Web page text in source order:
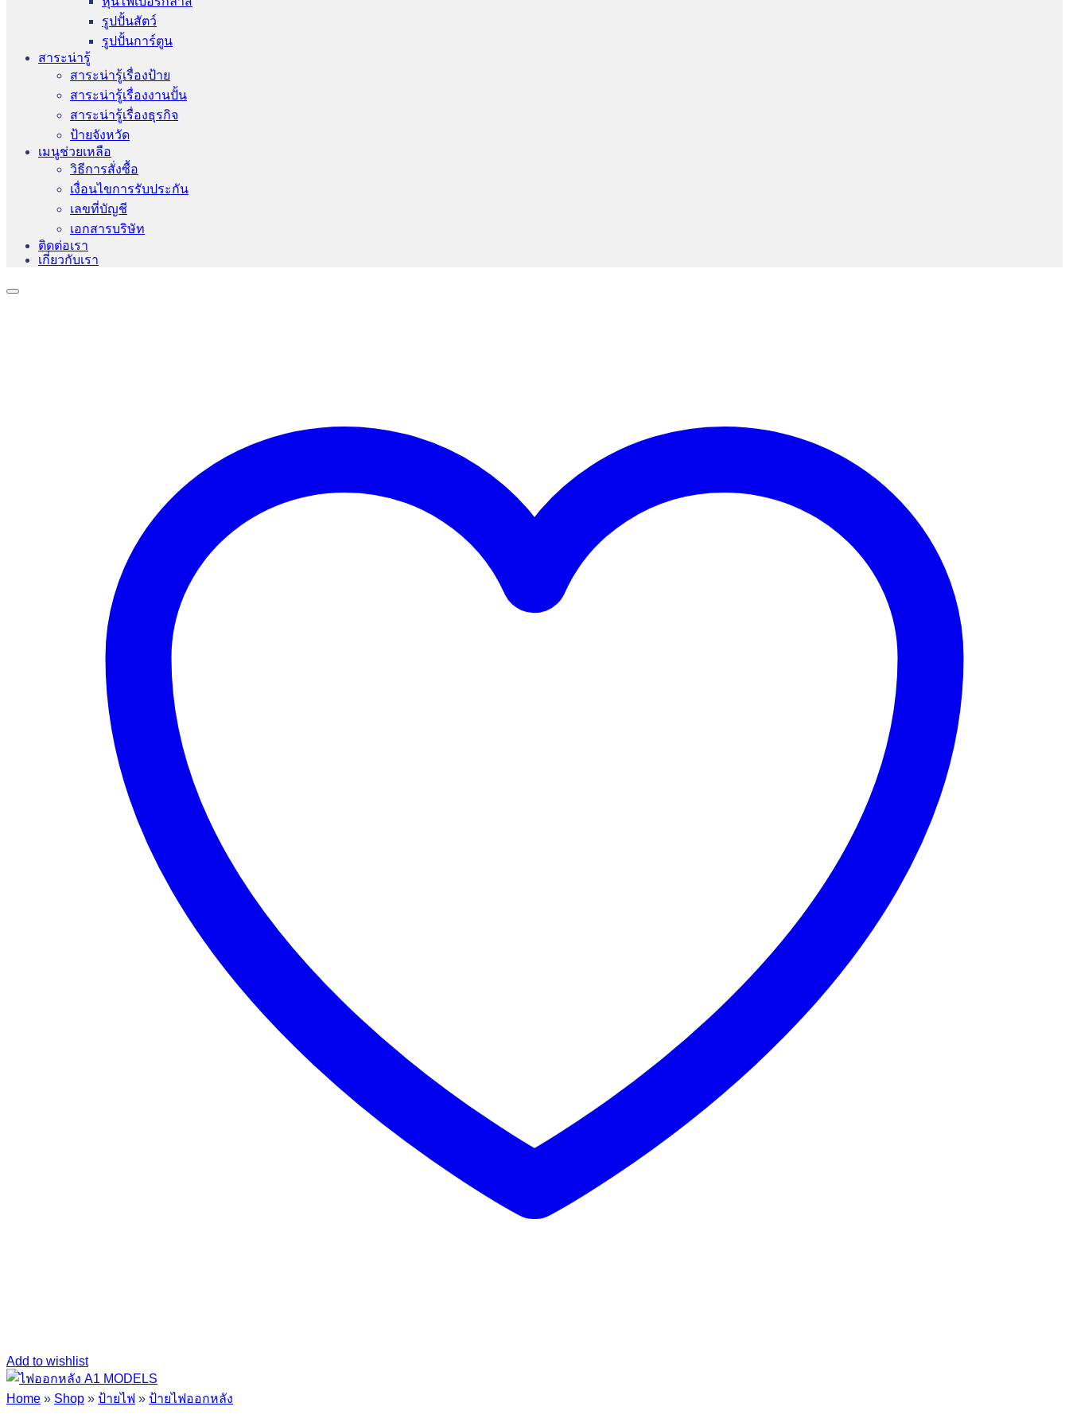
รูปปั้นสัตว์
รูปปั้นการ์ตูน
สาระน่ารู้
สาระน่ารู้เรื่องป้าย
สาระน่ารู้เรื่องงานปั้น
สาระน่ารู้เรื่องธุรกิจ
ป้ายจังหวัด
เมนูช่วยเหลือ
วิธีการสั่งซื้อ
เงื่อนไขการรับประกัน
เลขที่บัญชี
เอกสารบริษัท
ติดต่อเรา
เกี่ยวกับเรา
Add to wishlist
Home » Shop » ป้ายไฟ » ป้ายไฟออกหลัง